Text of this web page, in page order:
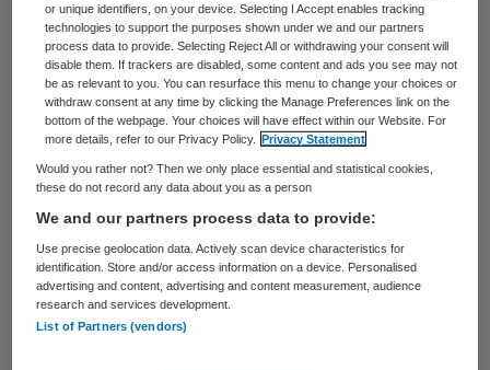
ineen op het gebied van de complexe
jeugdhulp. In december tekenden de
bestuurders van de organisaties een
samenwerkingsovereenkomst voor de
zorgcombinatie ‘Samen deskundig’. Sinds 1
januari 2018 is ‘Samen deskundig’ aanbieder
voor hoogcomplexe jeugdhulpverlening voor
gemeenten in de regio West-Brabant West.
De drie aanbieders hebben ieder hun
specialismen. Zo is SDW er voor de
or unique identifiers, on your device. Selecting I Accept enables tracking
technologies to support the purposes shown under we and our partners
process data to provide. Selecting Reject All or withdrawing your consent will
disable them. If trackers are disabled, some content and ads you see may not
be as relevant to you. You can resurface this menu to change your choices or
withdraw consent at any time by clicking the Manage Preferences link on the
bottom of the webpage. Your choices will have effect within our Website. For
more details, refer to our Privacy Policy.
Privacy Statement
Would you rather not? Then we only place essential and statistical cookies,
these do not record any data about you as a person
We and our partners process data to provide:
Use precise geolocation data. Actively scan device characteristics for
identification. Store and/or access information on a device. Personalised
advertising and content, advertising and content measurement, audience
research and services development.
List of Partners (vendors)